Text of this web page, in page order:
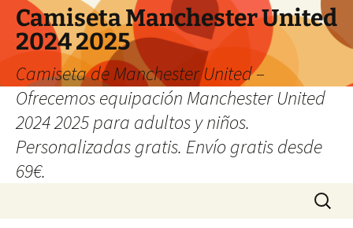
Camiseta Manchester United
2024 2025
Camiseta de Manchester United –
Ofrecemos equipación Manchester United
2024 2025 para adultos y niños.
Personalizadas gratis. Envío gratis desde
69€.
Buscar: